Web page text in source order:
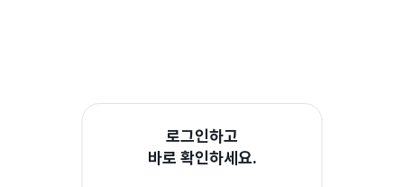
로그인하고
바로 확인하세요.